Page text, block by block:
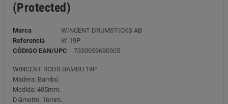
(Protected)
Marca
WINCENT DRUMSTICKS AB
Referencia
W-19P
CÓDIGO EAN/UPC
7350059690305
WINCENT RODS BAMBU 19P
Madera: Bambú.
Medida: 405mm.
Diámetro: 16mm.